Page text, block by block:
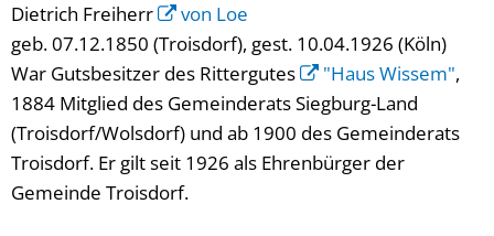
Dietrich Freiherr
von Loe
geb. 07.12.1850 (Troisdorf), gest. 10.04.1926 (Köln)
War Gutsbesitzer des Rittergutes
"Haus Wissem",
1884 Mitglied des Gemeinderats Siegburg-Land
(Troisdorf/Wolsdorf) und ab 1900 des Gemeinderats
Troisdorf. Er gilt seit 1926 als Ehrenbürger der
Gemeinde Troisdorf.